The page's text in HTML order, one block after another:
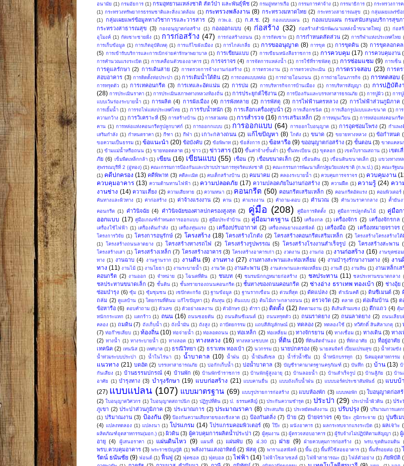
อนามัย (1) กรมอัยการ (1) กรมอุทยานแหล่งชาติ สัตว์ป่า และพันธุ์พืช (2) กรมอู่ทหารเรือ (1) กรรมการค่าจ้าง (1) กรรมาธิการ (1) กระทรวงการค
(1) กระทรวงทรัพยากรธรรมชาติและสิ่งแวดล้อม (1) กระทรวงพลังงาน (8) กระทรวงมหาดไทย (2) กระทรวงสาธารณสุข (1) กลุ่มเผยแพร่ข้อ
(1) กลุ่มเผยแพร่ข้อมูลทางวิชาการและวารสาร (2) กวพ.อ. (1) ก.ส.ช. (2) กองแบบแผน (1) กองแบบแผน กรมสนับสนุนบริการสุขภ
กระทรวงสาธารณสุข (3) กองอนุญาตก่อสร้าง (1) กองออกแบบ (4) ก่อสร้าง (32) ก่อสร้างสำนักพัฒนาแหล่งน้ำขนาดใหญ่ (1) ก่อสร้
อุโมงค์ (1) กัดเซาะชายฝั่ง (1) การก่อสร้าง (47) การก่อสร้างถนน (1) การกัดเซาะ (1) การกําหนดสัดส่วน (2) การกีฬาแห่งประเทศไทย
การเก็บข้อมูล (1) การเกิดอุบัติเหตุ (1) การแก้ไขผังเมือง (1) การไกล่เกลี่ย (1) การขออนุญาต (8) การขุด (1) การขุดดิน (3) การขุดลอกคล
(5) การเข้ารับบริการและการเบิกจ่ายค่ารักษาพยาบาล (1) การเขียนแบบ (7) การเขียนหนังสือราชการ (1) การควบคุม (17) การควบคุมงาน
การคำนวณแรงระเบิด (1) การเคลื่อนตัวของอาคาร (1) การจราจร (4) การจัดการแหล่งน้ำ (1) การใช้ที่ราชพัสดุ (1) การซ่อมแซม (9) การเซ็น
การดูแลรักษา (2) การเดินสาย (2) การตรวจการจ้างงานก่อสร้าง (1) การตรวจงาน (1) การตรวจประเมิน (1) การตรวจสอบ (23) การตร
สอบอาคาร (3) การติดตั้งท่อประปา (1) การเติมน้ำใต้ดิน (2) การถอดแบบหล่อ (1) การถ่ายโอนถนน (1) การถ่ายโอนภารกิจ (1) การทดสอบ
การทรุดตัว (1) การเทคอนกรีต (3) การเทและอัดแน่น (2) การบ่ม (2) การบริหารกิจการบ้านเมือง (1) การบริหารสัญญา (1) การปฏิบัติง
(28) การประเมินราคา (1) การประเมินสภาพทางหลวงท้องถิ่น (1) การประยุกต์ใช้งาน (2) การป้องกันและบรรเทาสารธรณภัย (1) การปูผิว (1) การ
แบบเว้นร่องระบายน้ำ (1) การผลิต (4) การผังเมือง (4) การพังทลาย (2) การพัสดุ (3) การไฟฟ้านครหลวง (2) การไฟฟ้าส่วนภูมิภาค
การเยิ้มน้ำ (1) การรถไฟแห่งประเทศไทย (1) การรับน้ำหนัก (3) การเลือกเครื่องสูบน้ํา (2) การเลือกชนิด (1) การเลือกรูปแบบและขนาด (1) กา
ความกว้าง (1) การวิเคราะห์ (5) การสร้างบ้าน (1) การสวมท่อ (1) การสำรวจ (16) การเสริมเหล็ก (2) การหมุนเวียน (1) การหล่อแท่งคอนกรีต
คาน (1) การหล่อแท่งคอนกรีตรูปลูกบาศก์ (1) การออกกแบบ (1) การออกแบบ (64) การออกใบอนุญาต (1) การอุดซ่อมโพรง (2) กำแพง
เสริมกำลัง (1) กำหนดราคา (1) กีฑา (1) กีฬา (1) เกาะกลางถนน (2) แก้ไขปัญหา (8) โกดัง (1) ขนาด (2) ขยายทางหลวง (1) ข้อกำหนด
ขอความเป็นธรรม (1) ข้อแนะนำ (20) ข้อบังคับ (2) ข้อพิพาท (1) ข้อสั่งการ (1) ข้อหารือ (9) ขออนุญาตก่อสร้าง (2) ขั้นตอน (3) ขาดแคลน
(1) ข้ามแม่น้ำหรือถนน (1) ขายทอดตลาด (1) ข่าว (1) ข่าวสาร (10) ขึ้นค่าจ้างขั้นต่ำ (1) ขึ้นทะเบียน (1) ขุดลอก (1) เขตโบราณสถาน (1) เขตเ
ภัย (6) เข็มพืดเหล็กกล้า (1) เขียน (16) เขียนแบบ (55) เขื่อน (7) เขื่อนขนาดเล็ก (2) เขื่อนดิน (1) เขื่อนดินขนาดเล็ก (1) แขวงทางหล
สุพรรณบุรีที่ 2 (อู่ทอง) (1) คณะกรรมการป้องกันและปราบปรามการทุจริตแห่งชาติ (1) คณะกรรมการพัฒนาเด็กปฐมวัยแห่งชาติ (ก.พ.ป.) (1) คณะรัฐมน
(1) คดีปกครอง (13) คดีพิพาท (3) คดีละเมิด (1) คบเด็กสร้างบ้าน (1) คมนาคม (2) คลองระบายน้ำ (1) ควบคุมการจราจร (1) ควบคุมงาน
ควบคุมอาคาร (13) ความต้านทานไฟฟ้า (1) ความปลอดภัย (17) ความปลอดภัยในงานก่อสร้าง (3) ความฝืด (1) ความรู้ (24) ควา
งานช่าง (14) ความเสี่ยง (2) ความเสียหาย (1) ความหนา (1) คอนกรีต (50) คอนกรีตเสริมเหล็ก (5) คอนกรีตอัดแรง (1) คอมพิวเตอร์
คันทางและผิวทาง (1) ค่าก่อสร้าง (1) ค่าจ้างแรงงาน (2) คาน (1) ค่าแรงงาน (1) คำถาม-ตอบ (1) คำนวณ (3) คำนวนราคากลาง (1) ค้ำยันง
คอนกรีต (1) คำวินิจฉัย (4) คำวินิจฉัยของศาลปกครองสูงสุด (2) คู่มือ (208) คู่มือการติดตั้ง (1) คู่มือการปลูกต้นไม้ (1) คู่มือก
ออกแบบ (17) คู่มือเกณฑ์กำหนดการออกแบบ (1) คู่มือประจำบ้าน (1) คู่มือมาตรฐาน (15) เครื่องกล (1) เครื่องจักร (2) เครื่องจักรกล
เครื่องใช้ไฟฟ้า (1) เครื่องต้นกำลัง (1) เครื่องทุ่นแรง (1) เครื่องปรับอากาศ (2) เครื่องพ่นยางแอสฟัลต์ (1) เครื่องมือ (2) เครื่องหมายจราจร
โครงการวิจัย (1) โครงการอนุรักษ์ (2) โครงสร้าง (18) โครงสร้างโกดัง (2) โครงสร้างคอนกรีตเสริมเหล็ก (2) โครงสร้างโครงสร้างใ
(1) โครงสร้างถนนลาดยาง (1) โครงสร้างทางรถไฟ (2) โครงสร้างรูปพรรณ (5) โครงสร้างโรงงานสำเร็จรูป (2) โครงสร้างสะพาน
โครงสร้างเสา (1) โครงสร้างเหล็ก (7) โครงสร้างอาคาร (3) โครงสร้างอาคารเก่า (1) งวดงาน (1) งานก่อ (1) งานก่อสร้าง (16) งานขุดซ่อม
ทาง (1) งานฉาบ (4) งานฐานราก (1) งานดิน (9) งานทาง (27) งานทางสะพานและท่อเหลี่ยม (4) งานบำรุงรักษางานทาง (6) งาน
ทาง (11) งานไม้ (1) งานโยธา (1) งานระบายน้ำ (1) งานวัด (1) งานสะพาน (3) งานสะพานและท่อเหลี่ยม (1) งานสี (1) งานหิน (1) งานเหล็กเส
คอนกรีต (2) งานออก (1) จำหน่าย (1) โฉนดที่ดิน (1) ชนบท (4) ชมรมนักกฎหมายก่อสร้าง (1) ชลประทาน (11) ชลประทานขนาดกลาง
ชลประทานขนาดเล็ก (2) ชั้นดิน (1) ชั้นทรายรองถนนคอนกรีต (1) ชั้นทางของถนนคอนกรีต (2) ช่างอ่าง ธราเทพ ทองเบ้า (8) ช่างอุ้ย
ซ่อมบำรุง (6) ซุ้ม (1) ซุ้มชุมชน (1) เซปักตะกร้อ (1) ฐานข้อมูล (1) ฐานรากเขื่อน (1) ด่วนที่สุด (1) ดัดแปลง (3) ดำเนินคดี (1) ดินซีเมนต์ (3)
ถล่ม (2) ดูแลบ้าน (1) โดยกรมที่ดินม แก้ไขปัญหา (1) ต้นทุน (1) ต้นแบบ (1) ต้นไม้เกาะกลางถนน (1) ตรวจวัด (2) ตลาด (1) ต่อเติมบ้าน (5) ต
ข้อหารือ (6) ตอบคำถาม (1) ตัวเลข (1) ตัวอย่างผลงาน (1) ตัวอักษร (1) ตำรา (1) ติดตั้ง (12) ติดตามงาน (1) ตีเส้นห้ามแซง (1) ตึกแถว (4) ตุ้ม
หนักกระแทก (1) แตกร้าว (1) ถนน (16) ถนนซอยตัน (1) ถนนดินซีเมนต์ (1) ถนนทรุดตัว (1) ถนนราดยาง (2) ถนนลาดยาง (2) ถนนเลียบ
คลอง (1) ถมดิน (7) ถังเก็บน้ำ (1) ถังน้ำมัน (1) ถังสูง (1) ถาปัตยกรรม (1) แถบสีสัญลักษณ์ (1) ทดลอง (2) ทดลองใช้ (1) ทวีศักดิ์ สินศิลาเกตุ (1)
(7) ท่อก๊าซเลียบ (1) ท้องถิ่น (10) ท่อจ่ายน้ำ (1) ท่อลอดถนน (1) ท่อเหล็ก (2) ท่อเหลี่ยม (1) ทางจักรยาน (4) ทางเชื่อม (1) ทางเดิน (3) ทางเ
(2) ทางน้ำ (1) ทางระบายน้ำ (1) ทางลอด (1) ทางหลวง (16) ทางหลวงชบบท (1) ที่ดิน (10) ที่ดินติดจำนอง (1) ที่พักอาศัย (1) ที่อยู่อาศัย
เทคนิค (2) เทนนิส (1) เทศบาล (1) ธรณีวิทยา (2) ธราเทพ ทองเบ้า (2) นวกรรม (1) นายปกครอง (6) นายสมจิตร์ เปี่ยมเปรมสุข (1) น้ำท่วมขัง
น้ำท่วมระบบประปา (1) น้ำในไร่นา (1) น้ำบาดาล (10) น้ำฝน (1) น้ำมันดีเซล (1) น้ำรั่วน้ำซึม (1) น้ำหนักบรรทุก (1) นิคมอุตสาหกรรม
แนวทาง (21) บดอัด (2) บรรเทาสาธารณภัย (1) บ่อกักเก็บน้ำ (1) บ่อน้ำบาดาล (3) บัญชีราคามาตรฐานครุภัณฑ์ (1) บันทึก (1) บ้าน (13) บ้
กันเสียง (1) บ้านธรรมปกรณ์ (4) บ้านพัก (6) บ้านพักข้าราชการ (1) บ้านพักผู้สูงอายุ (1) บ้านลอยน้ำ (1) บ้านสำเร็จรูป (1) บ้านสู้ภัย (1) บ้าน
อาศัย (1) บำรุงทาง (3) บำรุงรักษา (19) แบบก่อสร้าง (21) แบบคานยื่น (1) แบบถังเก็บน้ำฝน (1) แบบบอร์ดประชาสัมพันธ์ (1) แบบบ้
(27) แบบแปลน (107) แบบมาตรฐาน (69) แบบรูปรายการก่อสร้าง (1) แบบห้องพัก (3) แบบหอพัก (1) ใบอนุญาตก่อสร้
(2) ใบอนุญาตวิศวกร (1) ใบอนุญาตสถาปนิก (1) ปฏิรูปที่ดิน (1) ป. ธรรมศลีญ์ (1) ประกันความชำรุด (1) ประปา (29) ประปาน้ำผิวดิน (1) ประ
ภูเขา (2) ประปาส่วนภูมิภาค (3) ประมาณการ (2) ประมาณราคา (8) ประสบภัย (1) ประหยัดพลังงาน (1) ปรับปรุง (9) ปริมาณการแตก
(1) ปริมาณงาน (3) ป้องกัน (9) ป้องกันความเสียหายของเชิงลาด (1) ป้องกันตลิ่ง (7) ป้าย (2) ป้ายจราจร (4) ปิยะ ภูมิกระจาย (1) ปูนซีเม
(4) แปลงทดลอง (1) แปลงนา (1) โปรแกรม (14) โปรแกรมคอมพิวเตอร์ (6) โป๊ะ (1) ผนังอาคาร (1) ผลกระทบจากแรงระเบิด (1) ผลเจาะ
ผลิตภัณฑ์อุตสาหกรรม(มอก.) (1) ผิวดิน (3) ผู้ควบคุมการผลิตน้ำประปา (2) ผู้คุมงาน (1) ผู้ตรวจสอบอาคาร (1) ผู้รับจ้างไม่ปฏิบัติตามสัญญา (1) ผู้
อายุ (4) ผู้เสนอราคา (1) แผ่นดินไหว (9) แผนที่ (1) แผ่นพับ (5) ฝ.30 (1) ฝาย (9) ฝ่ายควบคุมการก่อสร้าง (1) พรบ.ขุดดินถมดิน
พรบ.ควบคุมอาคาร (3) พระราชบัญญัติ (1) พลังงานแสงอาทิตย์ (2) พัสดุ (3) พาราแอสฟัลท์ (1) พื้น (1) พื้นที่ใช้สอยอาคาร (1) พื้นที่รอยต่อ (1)
รัตน์ ธนันชัย (9) ฟอนต์ (1) ฟื้นฟู (2) ฟุตซอล (1) ฟุตบอล (1) ไฟฟ้า (14) ไฟฟ้าโซลาเซลล์ (1) ไฟฟ้าสาธารณะ (1) ไฟล์ตัวอย่าง (1) ภัยพิบัติ